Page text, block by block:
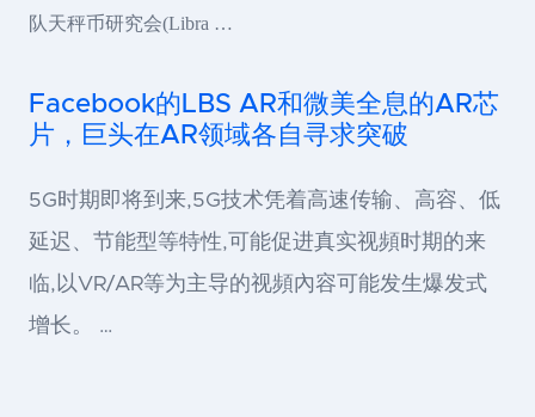
队天秤币研究会(Libra …
Facebook的LBS AR和微美全息的AR芯
片，巨头在AR领域各自寻求突破
5G时期即将到来,5G技术凭着高速传输、高容、低
延迟、节能型等特性,可能促进真实视頻时期的来
临,以VR/AR等为主导的视頻內容可能发生爆发式
增长。 …